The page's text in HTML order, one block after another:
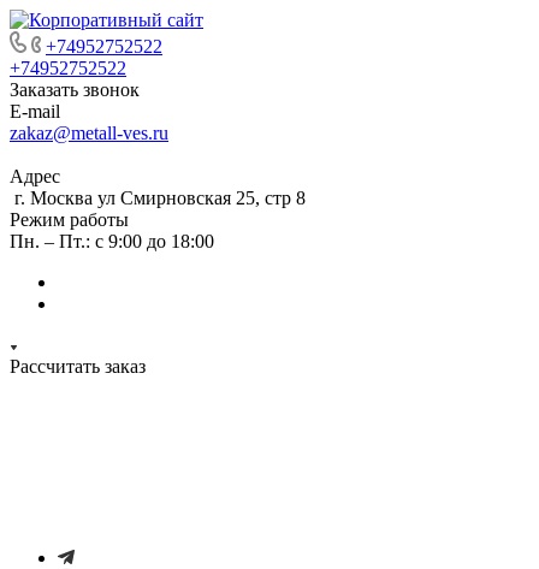
+74952752522
+74952752522
Заказать звонок
E-mail
zakaz@metall-ves.ru
Адрес
г. Москва ул Смирновская 25, стр 8
Режим работы
Пн. – Пт.: с 9:00 до 18:00
Рассчитать заказ